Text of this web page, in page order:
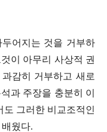
어지는 것을 거부하
것이 아무리 사상적 권
감히 거부하고 새로
과 주장을 충분히 이
도 그러한 비교조적인
배웠다.